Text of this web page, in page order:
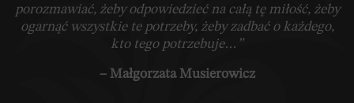
porozmawiać, żeby odpowiedzieć na całą tę miłość, żeby
ogarnąć wszystkie te potrzeby, żeby zadbać o każdego,
kto tego potrzebuje…”
– Małgorzata Musierowicz